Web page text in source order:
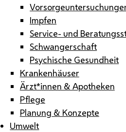
Impfen
Service- und
Schwangerschaft
Psychische Gesundheit
Krankenhäuser
Ärzt*innen & Apotheken
Pflege
Planung & Konzepte
Umwelt